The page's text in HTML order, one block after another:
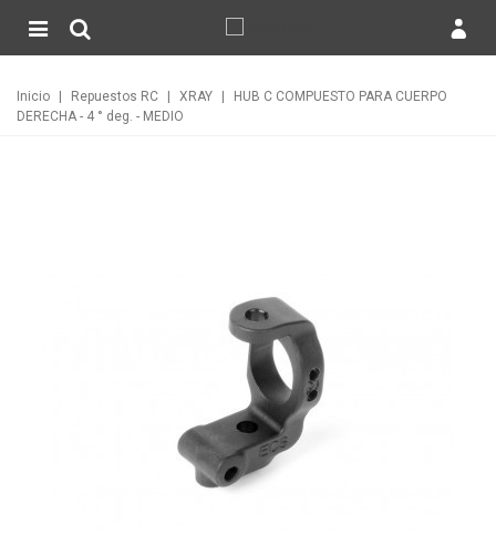
Inicio Repuestos RC XRAY
HUB C COMPUESTO PARA CUERPO
DERECHA - 4 ° deg. - MEDIO